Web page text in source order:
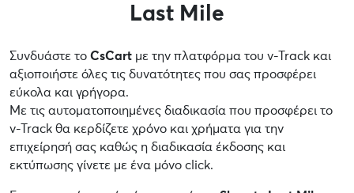
Last Mile
Συνδυάστε το CsCart με την πλατφόρμα του v-Track και
αξιοποιήστε όλες τις δυνατότητες που σας προσφέρει
εύκολα και γρήγορα.
Με τις αυτοματοποιημένες διαδικασία που προσφέρει το
v-Track θα κερδίζετε χρόνο και χρήματα για την
επιχείρησή σας καθώς η διαδικασία έκδοσης και
εκτύπωσης γίνετε με ένα μόνο click.